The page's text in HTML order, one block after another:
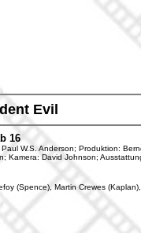
Evil
16
W.S. Anderson; Produktion:
Kamera: David Johnson;
(Spence), Martin Crewes